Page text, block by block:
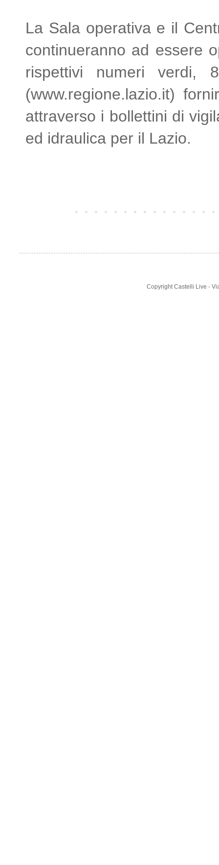
La Sala operativa e il
continueranno ad essere
rispettivi numeri verdi,
(www.regione.lazio.it)
attraverso i bollettini di
ed idraulica per il Lazio.
Copyright Castelli Live -